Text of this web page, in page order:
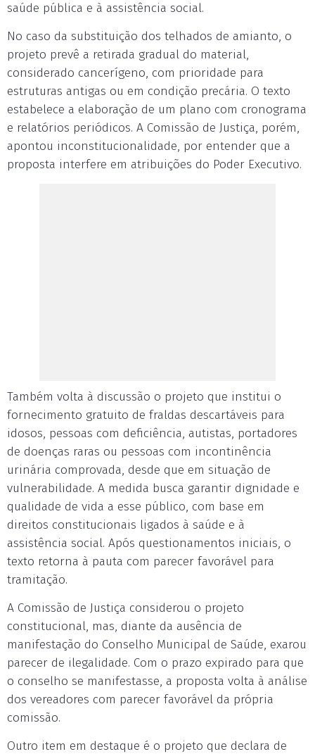
saúde pública e à assistência social.
No caso da substituição dos telhados de amianto, o
projeto prevê a retirada gradual do material,
considerado cancerígeno, com prioridade para
estruturas antigas ou em condição precária. O texto
estabelece a elaboração de um plano com cronograma
e relatórios periódicos. A Comissão de Justiça, porém,
apontou inconstitucionalidade, por entender que a
proposta interfere em atribuições do Poder Executivo.
Também volta à discussão o projeto que institui o
fornecimento gratuito de fraldas descartáveis para
idosos, pessoas com deficiência, autistas, portadores
de doenças raras ou pessoas com incontinência
urinária comprovada, desde que em situação de
vulnerabilidade. A medida busca garantir dignidade e
qualidade de vida a esse público, com base em
direitos constitucionais ligados à saúde e à
assistência social. Após questionamentos iniciais, o
texto retorna à pauta com parecer favorável para
tramitação.
A Comissão de Justiça considerou o projeto
constitucional, mas, diante da ausência de
manifestação do Conselho Municipal de Saúde, exarou
parecer de ilegalidade. Com o prazo expirado para que
o conselho se manifestasse, a proposta volta à análise
dos vereadores com parecer favorável da própria
comissão.
Outro item em destaque é o projeto que declara de